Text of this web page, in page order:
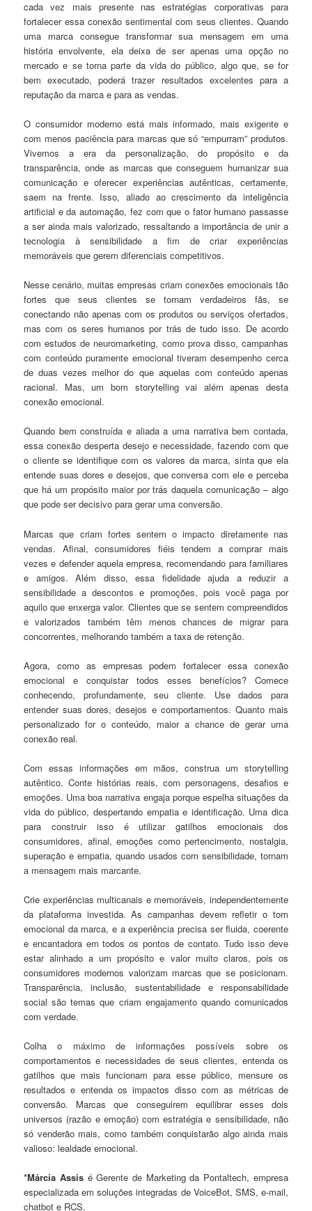
cada vez mais presente nas estratégias corporativas para
fortalecer essa conexão sentimental com seus clientes. Quando
uma marca consegue transformar sua mensagem em uma
história envolvente, ela deixa de ser apenas uma opção no
mercado e se torna parte da vida do público, algo que, se for
bem executado, poderá trazer resultados excelentes para a
reputação da marca e para as vendas.
O consumidor moderno está mais informado, mais exigente e
com menos paciência para marcas que só “empurram” produtos.
Vivemos a era da personalização, do propósito e da
transparência, onde as marcas que conseguem humanizar sua
comunicação e oferecer experiências autênticas, certamente,
saem na frente. Isso, aliado ao crescimento da inteligência
artificial e da automação, fez com que o fator humano passasse
a ser ainda mais valorizado, ressaltando a importância de unir a
tecnologia à sensibilidade a fim de criar experiências
memoráveis que gerem diferenciais competitivos.
Nesse cenário, muitas empresas criam conexões emocionais tão
fortes que seus clientes se tornam verdadeiros fãs, se
conectando não apenas com os produtos ou serviços ofertados,
mas com os seres humanos por trás de tudo isso. De acordo
com estudos de neuromarketing, como prova disso, campanhas
com conteúdo puramente emocional tiveram desempenho cerca
de duas vezes melhor do que aquelas com conteúdo apenas
racional. Mas, um bom storytelling vai além apenas desta
conexão emocional.
Quando bem construída e aliada a uma narrativa bem contada,
essa conexão desperta desejo e necessidade, fazendo com que
o cliente se identifique com os valores da marca, sinta que ela
entende suas dores e desejos, que conversa com ele e perceba
que há um propósito maior por trás daquela comunicação – algo
que pode ser decisivo para gerar uma conversão.
Marcas que criam fortes sentem o impacto diretamente nas
vendas. Afinal, consumidores fiéis tendem a comprar mais
vezes e defender aquela empresa, recomendando para familiares
e amigos. Além disso, essa fidelidade ajuda a reduzir a
sensibilidade a descontos e promoções, pois você paga por
aquilo que enxerga valor. Clientes que se sentem compreendidos
e valorizados também têm menos chances de migrar para
concorrentes, melhorando também a taxa de retenção.
Agora, como as empresas podem fortalecer essa conexão
emocional e conquistar todos esses benefícios? Comece
conhecendo, profundamente, seu cliente. Use dados para
entender suas dores, desejos e comportamentos. Quanto mais
personalizado for o conteúdo, maior a chance de gerar uma
conexão real.
Com essas informações em mãos, construa um storytelling
autêntico. Conte histórias reais, com personagens, desafios e
emoções. Uma boa narrativa engaja porque espelha situações da
vida do público, despertando empatia e identificação. Uma dica
para construir isso é utilizar gatilhos emocionais dos
consumidores, afinal, emoções como pertencimento, nostalgia,
superação e empatia, quando usados com sensibilidade, tornam
a mensagem mais marcante.
Crie experiências multicanais e memoráveis, independentemente
da plataforma investida. As campanhas devem refletir o tom
emocional da marca, e a experiência precisa ser fluida, coerente
e encantadora em todos os pontos de contato. Tudo isso deve
estar alinhado a um propósito e valor muito claros, pois os
consumidores modernos valorizam marcas que se posicionam.
Transparência, inclusão, sustentabilidade e responsabilidade
social são temas que criam engajamento quando comunicados
com verdade.
Colha o máximo de informações possíveis sobre os
comportamentos e necessidades de seus clientes, entenda os
gatilhos que mais funcionam para esse público, mensure os
resultados e entenda os impactos disso com as métricas de
conversão. Marcas que conseguirem equilibrar esses dois
universos (razão e emoção) com estratégia e sensibilidade, não
só venderão mais, como também conquistarão algo ainda mais
valioso: lealdade emocional.
*Márcia Assisé Gerente de Marketing da Pontaltech, empresa
especializada em soluções integradas de VoiceBot, SMS, e-mail,
chatbot e RCS.